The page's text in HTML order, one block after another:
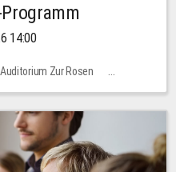
14:00
Zur Rosen